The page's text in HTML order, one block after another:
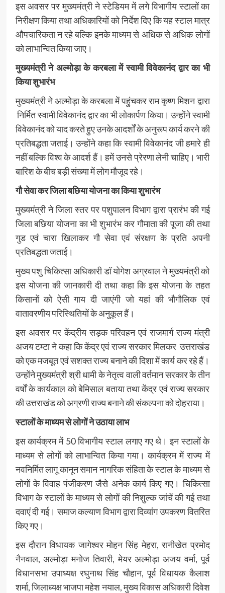
इस अवसर पर मुख्यमंत्री ने स्टेडियम में लगे विभागीय स्टालों का
निरीक्षण किया तथा अधिकारियों को निर्देश दिए कि यह स्टाल मात्र
औपचारिकता न रहे बल्कि इनके माध्यम से अधिक से अधिक लोगों
को लाभान्वित किया जाए।
मुख्यमंत्री ने अल्मोड़ा के करबला में स्वामी विवेकानंद द्वार का भी
किया शुभारंभ
मुख्यमंत्री ने अल्मोड़ा के करबला में पहुंचकर राम कृष्ण मिशन द्वारा
निर्मित स्वामी विवेकानंद द्वार का भी लोकार्पण किया। उन्होंने स्वामी
विवेकानंद को याद करते हुए उनके आदर्शों के अनुरूप कार्य करने की
प्रतिबद्धता जताई। उन्होंने कहा कि स्वामी विवेकानंद जी हमारे ही
नहीं बल्कि विश्व के आदर्श हैं। हमें उनसे प्रेरणा लेनी चाहिए। भारी
बारिश के बीच बड़ी संख्या में लोग मौजूद रहे।
गौ सेवा कर जिला बछिया योजना का किया शुभारंभ
मुख्यमंत्री ने जिला स्तर पर पशुपालन विभाग द्वारा प्रारंभ की गई
जिला बछिया योजना का भी शुभारंभ कर गौमाता की पूजा की तथा
गुड एवं चारा खिलाकर गौ सेवा एवं संरक्षण के प्रति अपनी
प्रतिबद्धता जताई।
मुख्य पशु चिकित्सा अधिकारी डॉ योगेश अग्रवाल ने मुख्यमंत्री को
इस योजना की जानकारी दी तथा कहा कि इस योजना के तहत
किसानों को ऐसी गाय दी जाएंगी जो यहां की भौगौलिक एवं
वातावरणीय परिस्थितियों के अनुकूल हैं।
इस अवसर पर केंद्रीय सड़क परिवहन एवं राजमार्ग राज्य मंत्री
अजय टम्टा ने कहा कि केंद्र एवं राज्य सरकार मिलकर उत्तराखंड
को एक मजबूत एवं सशक्त राज्य बनाने की दिशा में कार्य कर रहे हैं।
उन्होंने मुख्यमंत्री श्री धामी के नेतृत्व वाली वर्तमान सरकार के तीन
वर्षों के कार्यकाल को बेमिसाल बताया तथा केंद्र एवं राज्य सरकार
की उत्तराखंड को अग्रणी राज्य बनाने की संकल्पना को दोहराया।
स्टालों के माध्यम से लोगों ने उठाया लाभ
इस कार्यक्रम में 50 विभागीय स्टाल लगाए गए थे। इन स्टालों के
माध्यम से लोगों को लाभान्वित किया गया। कार्यक्रम में राज्य में
नवनिर्मित लागू कानून समान नागरिक संहिता के स्टाल के माध्यम से
लोगों के विवाह पंजीकरण जैसे अनेक कार्य किए गए। चिकित्सा
विभाग के स्टालों के माध्यम से लोगों की निशुल्क जांचें की गई तथा
दवाएं दी गई। समाज कल्याण विभाग द्वारा दिव्यांग उपकरण वितरित
किए गए।
इस दौरान विधायक जागेश्वर मोहन सिंह मेहरा, रानीखेत प्रमोद
नैनवाल, अल्मोड़ा मनोज तिवारी, मेयर अल्मोड़ा अजय वर्मा, पूर्व
विधानसभा उपाध्यक्ष रघुनाथ सिंह चौहान, पूर्व विधायक कैलाश
शर्मा, जिलाध्यक्ष भाजपा महेश नयाल, मुख्य विकास अधिकारी दिवेश